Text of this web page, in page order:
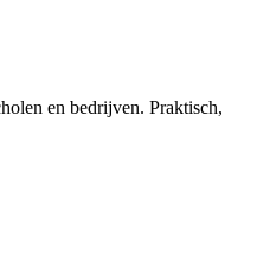
en bedrijven. Praktisch,